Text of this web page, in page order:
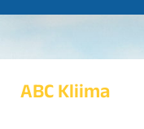
ABC Kliima